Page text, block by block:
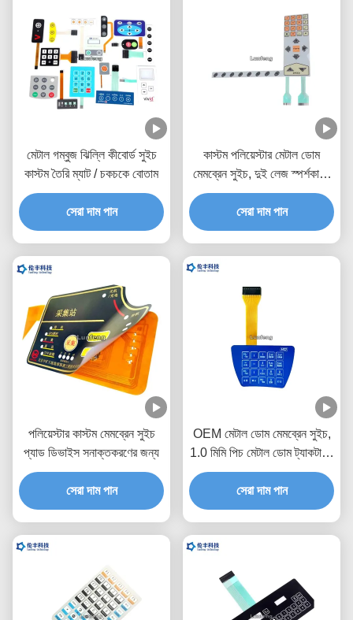
মেটাল গম্বুজ ঝিল্লি কীবোর্ড সুইচ
কাস্টম তৈরি ম্যাট / চকচকে বোতাম
সেরা দাম পান
কাস্টম পলিয়েস্টার মেটাল ডোম
মেমব্রেন সুইচ, দুই লেজ স্পর্শকাতর
মেটাল ডোম সুইচ
সেরা দাম পান
পলিয়েস্টার কাস্টম মেমব্রেন সুইচ
প্যাড ডিভাইস সনাক্তকরণের জন্য
সেরা দাম পান
OEM মেটাল ডোম মেমব্রেন সুইচ,
1.0 মিমি পিচ মেটাল ডোম ট্যাকটাইল
সুইচ
সেরা দাম পান